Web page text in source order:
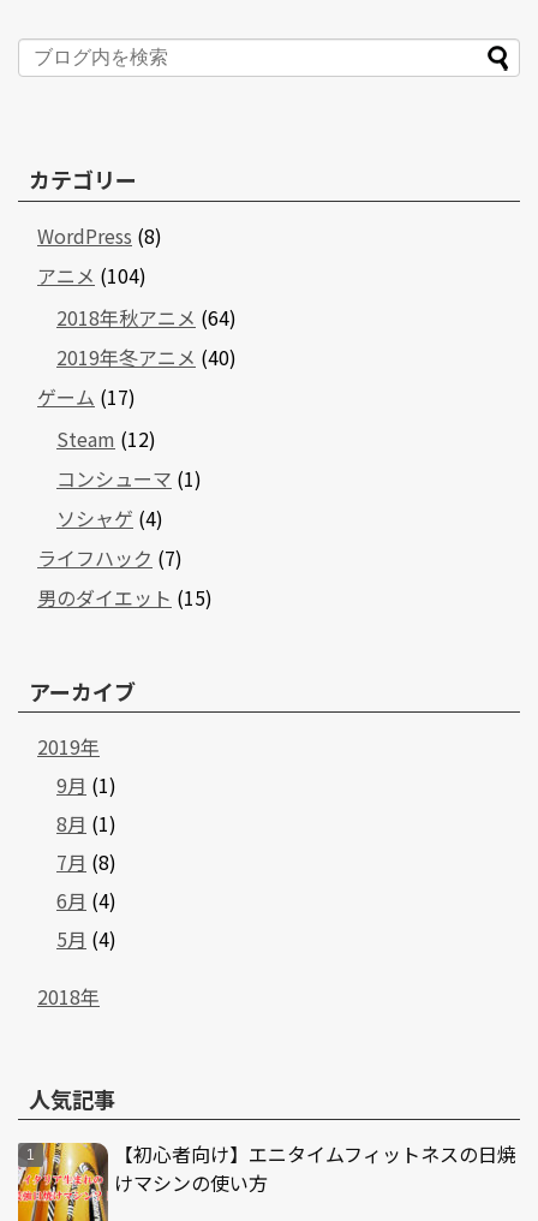
カテゴリー
WordPress (8)
アニメ (104)
2018年秋アニメ (64)
2019年冬アニメ (40)
ゲーム (17)
Steam (12)
コンシューマ (1)
ソシャゲ (4)
ライフハック (7)
男のダイエット (15)
アーカイブ
2019年
9月 (1)
8月 (1)
7月 (8)
6月 (4)
5月 (4)
2018年
人気記事
【初心者向け】エニタイムフィットネスの日焼
けマシンの使い方